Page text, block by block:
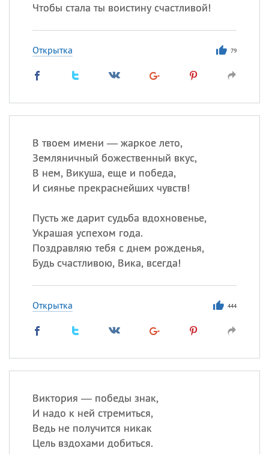
Чтобы стала ты воистину счастливой!
Открытка 79
В твоем имени — жаркое лето,
Земляничный божественный вкус,
В нем, Викуша, еще и победа,
И сиянье прекраснейших чувств!
Пусть же дарит судьба вдохновенье,
Украшая успехом года.
Поздравляю тебя с днем рожденья,
Будь счастливою, Вика, всегда!
Открытка 444
Виктория — победы знак,
И надо к ней стремиться,
Ведь не получится никак
Цель вздохами добиться.